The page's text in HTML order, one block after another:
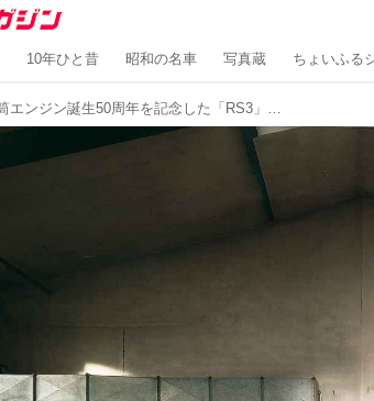
10年ひと昔 昭和の名車 写真蔵 ちょいふる
アウディ伝統の5気筒エンジン誕生50周年を記念した「RS3」の限定モデル「コンペティション リミテッド」の予約受付を開始